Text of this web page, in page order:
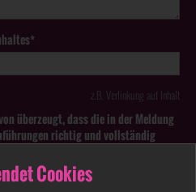
Cookies
z.B. Verlinkung auf Inhalt
überzeugt, dass die in der Meldung
richtig und vollständig
strafbar sein.